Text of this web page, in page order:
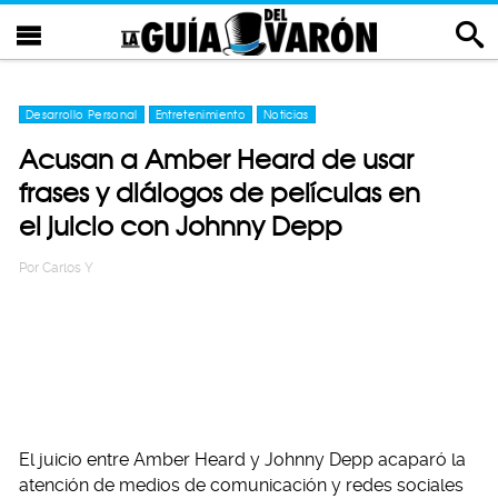
Desarrollo Personal Entretenimiento Noticias
Acusan a Amber Heard de usar
frases y diálogos de películas en
el juicio con Johnny Depp
Por Carlos Y
El juicio entre Amber Heard y Johnny Depp acaparó la
atención de medios de comunicación y redes sociales